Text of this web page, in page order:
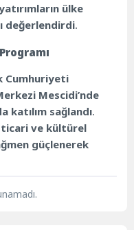
ülke
değerlendirdi.
Cumhuriyeti
Mescidi’nde
katılım sağlandı.
ticari ve kültürel
güçlenerek